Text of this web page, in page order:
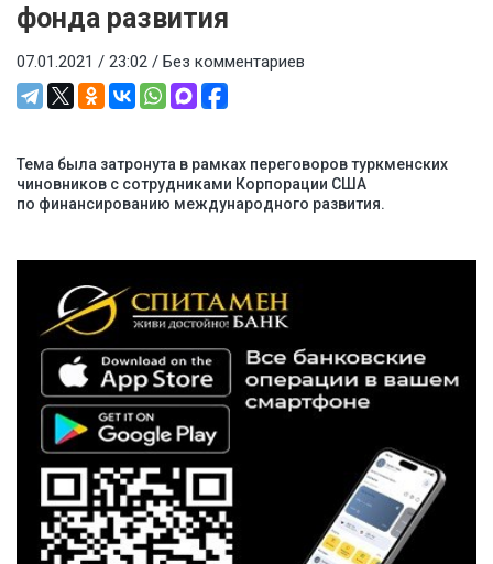
фонда развития
07.01.2021 / 23:02 / Без комментариев
Тема была затронута в рамках переговоров туркменских
чиновников с сотрудниками Корпорации США
по финансированию международного развития.